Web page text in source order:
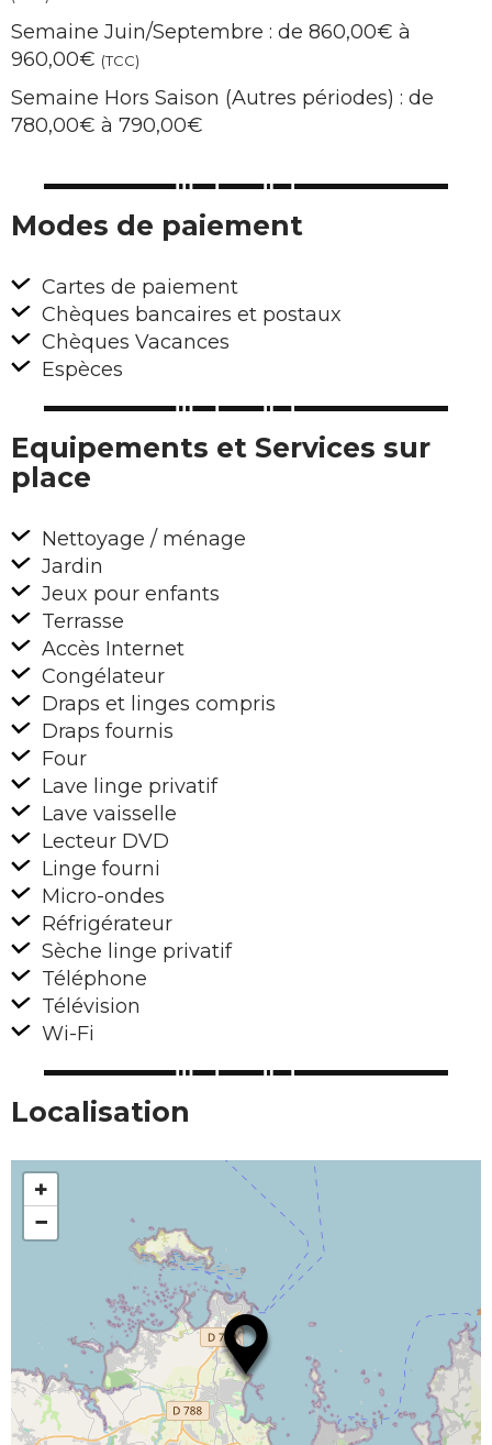
Semaine Juin/Septembre : de 860,00€ à
960,00€ (TCC)
Semaine Hors Saison (Autres périodes) : de
780,00€ à 790,00€
Modes de paiement
Cartes de paiement
Chèques bancaires et postaux
Chèques Vacances
Espèces
Equipements et Services sur
place
Nettoyage / ménage
Jardin
Jeux pour enfants
Terrasse
Accès Internet
Congélateur
Draps et linges compris
Draps fournis
Four
Lave linge privatif
Lave vaisselle
Lecteur DVD
Linge fourni
Micro-ondes
Réfrigérateur
Sèche linge privatif
Téléphone
Télévision
Wi-Fi
Localisation
+
−